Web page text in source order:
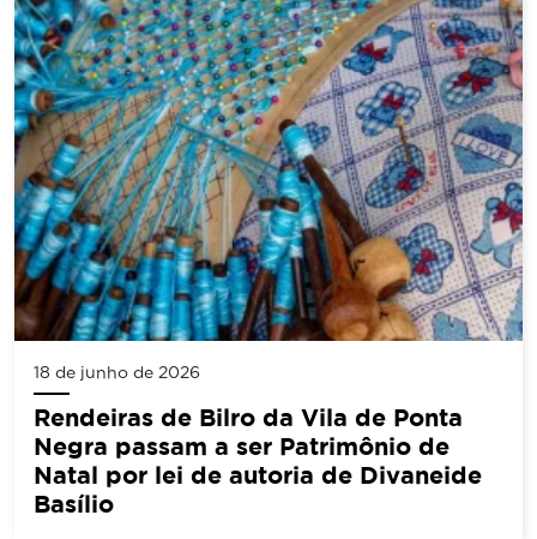
18 de junho de 2026
Rendeiras de Bilro da Vila de Ponta
Negra passam a ser Patrimônio de
Natal por lei de autoria de Divaneide
Basílio